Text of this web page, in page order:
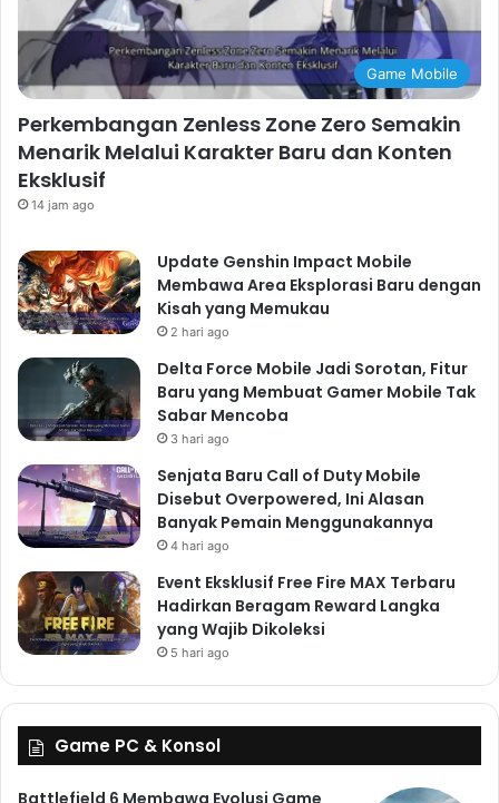
Game Mobile
Perkembangan Zenless Zone Zero Semakin
Menarik Melalui Karakter Baru dan Konten
Eksklusif
14 jam ago
Update Genshin Impact Mobile
Membawa Area Eksplorasi Baru dengan
Kisah yang Memukau
2 hari ago
Delta Force Mobile Jadi Sorotan, Fitur
Baru yang Membuat Gamer Mobile Tak
Sabar Mencoba
3 hari ago
Senjata Baru Call of Duty Mobile
Disebut Overpowered, Ini Alasan
Banyak Pemain Menggunakannya
4 hari ago
Event Eksklusif Free Fire MAX Terbaru
Hadirkan Beragam Reward Langka
yang Wajib Dikoleksi
5 hari ago
Game PC & Konsol
Battlefield 6 Membawa Evolusi Game